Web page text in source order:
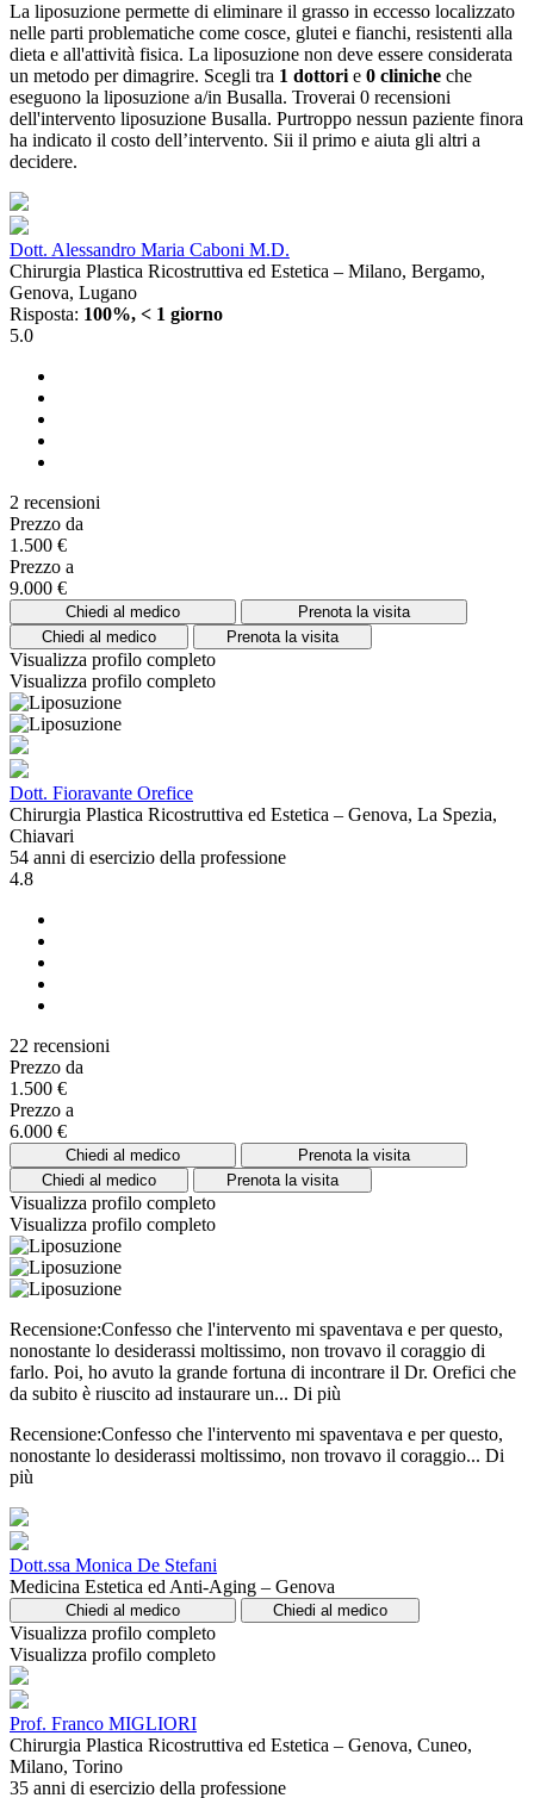
La liposuzione permette di eliminare il grasso in eccesso localizzato
nelle parti problematiche come cosce, glutei e fianchi, resistenti alla
dieta e all'attività fisica. La liposuzione non deve essere considerata
un metodo per dimagrire. Scegli tra 1 dottori e 0 cliniche che
eseguono la liposuzione a/in Busalla. Troverai 0 recensioni
dell'intervento liposuzione Busalla. Purtroppo nessun paziente finora
ha indicato il costo dell’intervento. Sii il primo e aiuta gli altri a
decidere.
Dott. Alessandro Maria Caboni M.D.
Chirurgia Plastica Ricostruttiva ed Estetica – Milano, Bergamo,
Genova, Lugano
Risposta: 100%, < 1 giorno
5.0
2 recensioni
Prezzo da
1.500 €
Prezzo a
9.000 €
Chiedi al medico
Prenota la visita
Chiedi al medico
Prenota la visita
Visualizza profilo completo
Visualizza profilo completo
Dott. Fioravante Orefice
Chirurgia Plastica Ricostruttiva ed Estetica – Genova, La Spezia,
Chiavari
54 anni di esercizio della professione
4.8
22 recensioni
Prezzo da
1.500 €
Prezzo a
6.000 €
Chiedi al medico
Prenota la visita
Chiedi al medico
Prenota la visita
Visualizza profilo completo
Visualizza profilo completo
Recensione:Confesso che l'intervento mi spaventava e per questo,
nonostante lo desiderassi moltissimo, non trovavo il coraggio di
farlo. Poi, ho avuto la grande fortuna di incontrare il Dr. Orefici che
da subito è riuscito ad instaurare un... Di più
Recensione:Confesso che l'intervento mi spaventava e per questo,
nonostante lo desiderassi moltissimo, non trovavo il coraggio... Di
più
Dott.ssa Monica De Stefani
Medicina Estetica ed Anti-Aging – Genova
Chiedi al medico Chiedi al medico
Visualizza profilo completo
Visualizza profilo completo
Prof. Franco MIGLIORI
Chirurgia Plastica Ricostruttiva ed Estetica – Genova, Cuneo,
Milano, Torino
35 anni di esercizio della professione